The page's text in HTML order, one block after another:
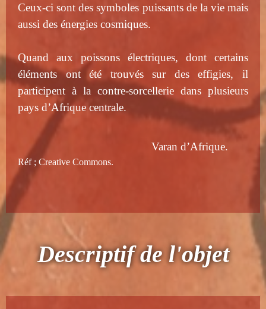
Ceux-ci sont des symboles puissants de la vie mais
aussi des énergies cosmiques.
Quand aux poissons électriques, dont certains
éléments ont été trouvés sur des effigies, il
participent à la contre-sorcellerie dans plusieurs
pays d’Afrique centrale.
Varan d’Afrique.
Réf ; Creative Commons.
Descriptif de l'objet